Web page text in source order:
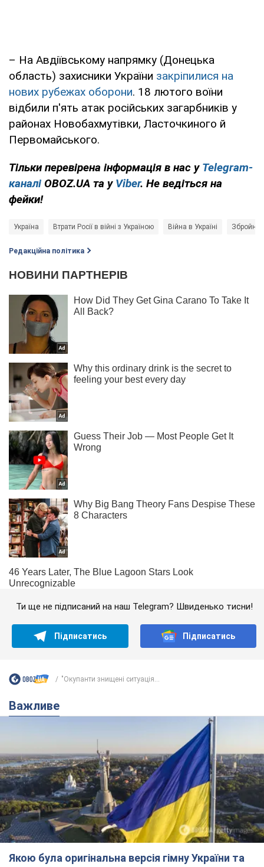
– На Авдіївському напрямку (Донецька
область) захисники України закріпилися на
нових рубежах оборони. 18 лютого воїни
відбили п'ять атак російських загарбників у
районах Новобахмутівки, Ласточкиного й
Первомайського.
Тільки перевірена інформація в нас у Telegram-
каналі OBOZ.UA та у Viber. Не ведіться на
фейки!
Україна Втрати Росії в війні з Україною Війна в Україні Збройні
Редакційна політика
Ти ще не підписаний на наш Telegram? Швиденько тисни!
Підписатись Підписатись
"Окупанти знищені ситуація...
Важливе
Якою була оригінальна версія гімну України та